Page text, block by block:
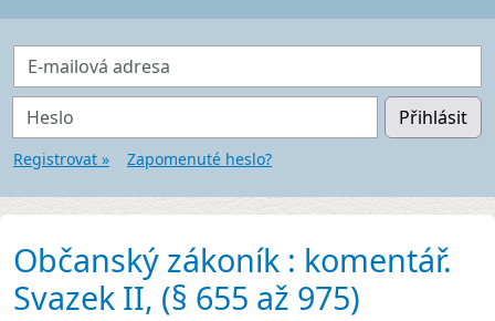
E-mailová adresa
Heslo Přihlásit
Registrovat » Zapomenuté heslo?
Občanský zákoník : komentář.
Svazek II, (§ 655 až 975)